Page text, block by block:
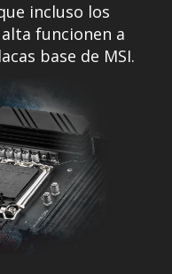
incluso los
funcionen a
base de MSI.